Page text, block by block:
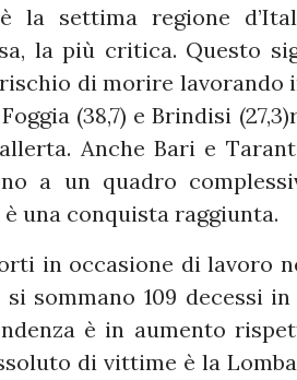
la settima regione
la più critica. Questo
rischio di morire lavorando
(38,7) e Brindisi
Anche Bari e
a un quadro
una conquista raggiunta.
in occasione di lavoro
si sommano 109 decessi
è in aumento
di vittime è la